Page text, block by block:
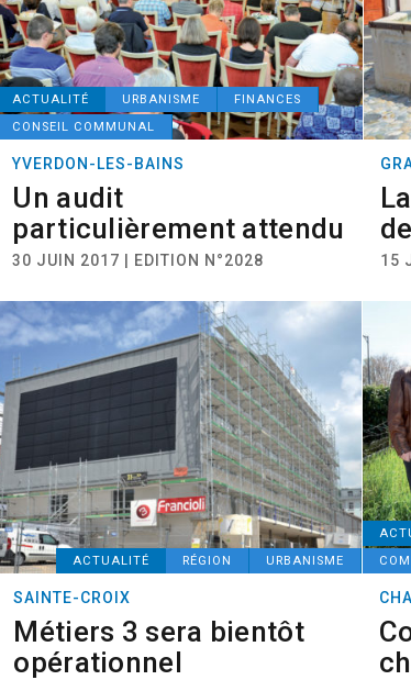
ACTUALITÉ URBANISME
FINANCES
CONSEIL COMMUNAL
YVERDON-LES-BAINS
Un audit
particulièrement attendu
30 JUIN 2017 | EDITION N°2028 15
ACTUALITÉ RÉGION URBANISME
SAINTE-CROIX
Métiers 3 sera bientôt
opérationnel